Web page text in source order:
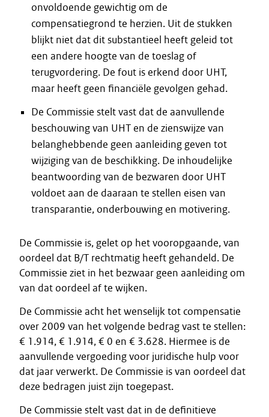
onvoldoende gewichtig om de
compensatiegrond te herzien. Uit de stukken
blijkt niet dat dit substantieel heeft geleid tot
een andere hoogte van de toeslag of
terugvordering. De fout is erkend door UHT,
maar heeft geen financiële gevolgen gehad.
De Commissie stelt vast dat de aanvullende
beschouwing van UHT en de zienswijze van
belanghebbende geen aanleiding geven tot
wijziging van de beschikking. De inhoudelijke
beantwoording van de bezwaren door UHT
voldoet aan de daaraan te stellen eisen van
transparantie, onderbouwing en motivering.
De Commissie is, gelet op het vooropgaande, van
oordeel dat B/T rechtmatig heeft gehandeld. De
Commissie ziet in het bezwaar geen aanleiding om
van dat oordeel af te wijken.
De Commissie acht het wenselijk tot compensatie
over 2009 van het volgende bedrag vast te stellen:
€ 1.914, € 1.914, € 0 en € 3.628. Hiermee is de
aanvullende vergoeding voor juridische hulp voor
dat jaar verwerkt. De Commissie is van oordeel dat
deze bedragen juist zijn toegepast.
De Commissie stelt vast dat in de definitieve